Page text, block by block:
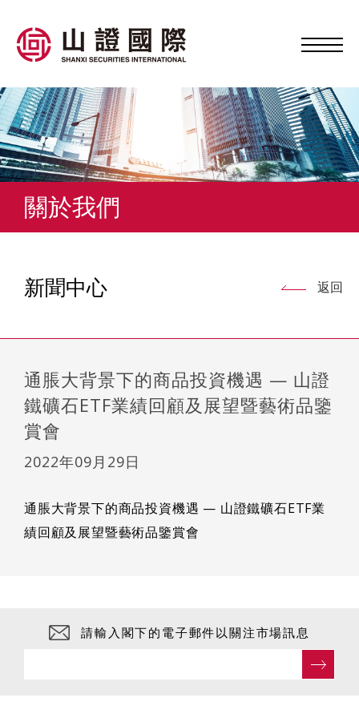
關於我們
新聞中心 返回
通脹大背景下的商品投資機遇 — 山證
鐵礦石ETF業績回顧及展望暨藝術品鑒
賞會
2022年09月29日
通脹大背景下的商品投資機遇 — 山證鐵礦石ETF業
績回顧及展望暨藝術品鑒賞會
請輸入閣下的電子郵件以關注市場訊息